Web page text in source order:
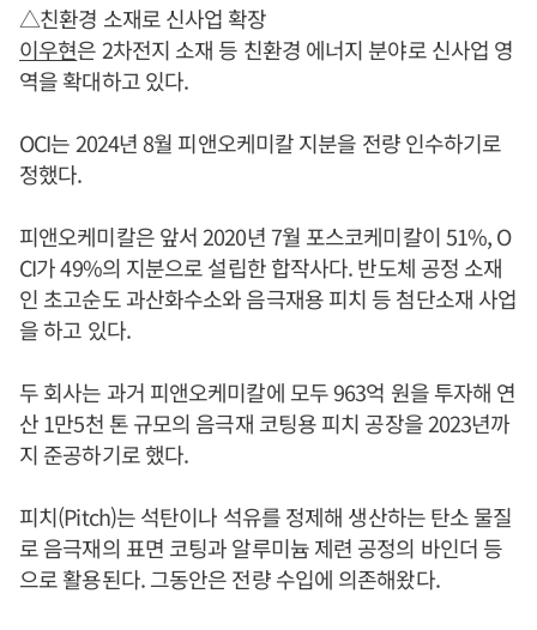
△친환경 소재로 신사업 확장
이우현은 2차전지 소재 등 친환경 에너지 분야로 신사업 영
역을 확대하고 있다.
OCI는 2024년 8월 피앤오케미칼 지분을 전량 인수하기로
정했다.
피앤오케미칼은 앞서 2020년 7월 포스코케미칼이 51%, O
CI가 49%의 지분으로 설립한 합작사다. 반도체 공정 소재
인 초고순도 과산화수소와 음극재용 피치 등 첨단소재 사업
을 하고 있다.
두 회사는 과거 피앤오케미칼에 모두 963억 원을 투자해 연
산 1만5천 톤 규모의 음극재 코팅용 피치 공장을 2023년까
지 준공하기로 했다.
피치(Pitch)는 석탄이나 석유를 정제해 생산하는 탄소 물질
로 음극재의 표면 코팅과 알루미늄 제련 공정의 바인더 등
으로 활용된다. 그동안은 전량 수입에 의존해왔다.